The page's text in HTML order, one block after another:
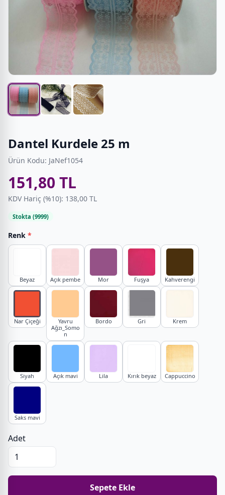
Dantel Kurdele 25 m
Ürün Kodu: JaNef1054
151,80 TL
KDV Hariç (%10): 138,00 TL
Stokta (9999)
Renk *
Beyaz Açık pembe Mor Fuşya Kahverengi
Nar Çiçeği
Yavru
Ağzı_Somo
n
Bordo Gri Krem
Siyah Açık mavi Lila Kırık beyaz Cappuccino
Saks mavi
Adet
Sepete Ekle